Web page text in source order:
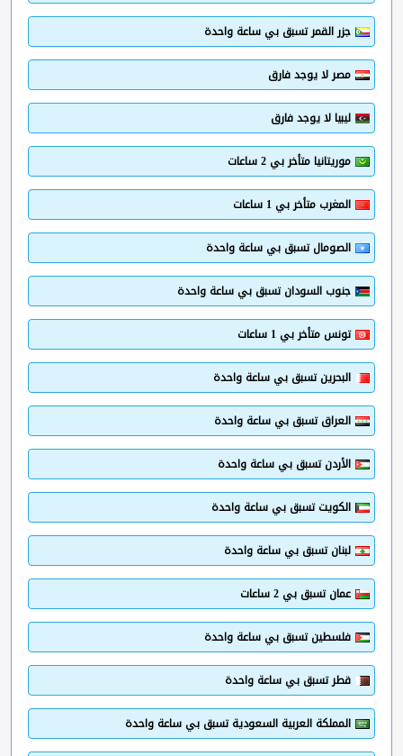
جزر القمر تسبق بي ساعة واحدة
مصر لا يوجد فارق
ليبيا لا يوجد فارق
موريتانيا متأخر بي 2 ساعات
المغرب متأخر بي 1 ساعات
الصومال تسبق بي ساعة واحدة
جنوب السودان تسبق بي ساعة واحدة
تونس متأخر بي 1 ساعات
البحرين تسبق بي ساعة واحدة
العراق تسبق بي ساعة واحدة
الأردن تسبق بي ساعة واحدة
الكويت تسبق بي ساعة واحدة
لبنان تسبق بي ساعة واحدة
عمان تسبق بي 2 ساعات
فلسطين تسبق بي ساعة واحدة
قطر تسبق بي ساعة واحدة
المملكة العربية السعودية تسبق بي ساعة واحدة